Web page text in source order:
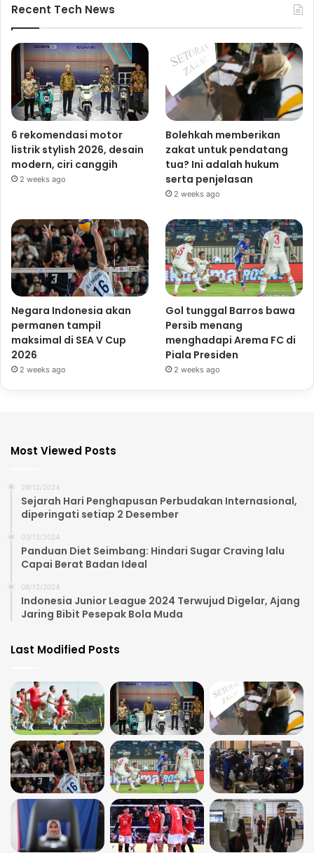
Recent Tech News
6 rekomendasi motor
listrik stylish 2026, desain
modern, ciri canggih
2 weeks ago
Bolehkah memberikan
zakat untuk pendatang
tua? Ini adalah hukum
serta penjelasan
2 weeks ago
Negara Indonesia akan
permanen tampil
maksimal di SEA V Cup
2026
2 weeks ago
Gol tunggal Barros bawa
Persib menang
menghadapi Arema FC di
Piala Presiden
2 weeks ago
Most Viewed Posts
29/12/2024
Sejarah Hari Penghapusan Perbudakan Internasional,
diperingati setiap 2 Desember
03/12/2024
Panduan Diet Seimbang: Hindari Sugar Craving lalu
Capai Berat Badan Ideal
08/12/2024
Indonesia Junior League 2024 Terwujud Digelar, Ajang
Jaring Bibit Pesepak Bola Muda
Last Modified Posts